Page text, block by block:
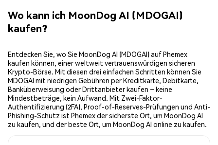
Wo kann ich MoonDog AI (MDOGAI)
kaufen?
Entdecken Sie, wo Sie MoonDog AI (MDOGAI) auf Phemex
kaufen können, einer weltweit vertrauenswürdigen sicheren
Krypto-Börse. Mit diesen drei einfachen Schritten können Sie
MDOGAI mit niedrigen Gebühren per Kreditkarte, Debitkarte,
Banküberweisung oder Drittanbieter kaufen – keine
Mindestbeträge, kein Aufwand. Mit Zwei-Faktor-
Authentifizierung (2FA), Proof-of-Reserves-Prüfungen und Anti-
Phishing-Schutz ist Phemex der sicherste Ort, um MoonDog AI
zu kaufen, und der beste Ort, um MoonDog AI online zu kaufen.